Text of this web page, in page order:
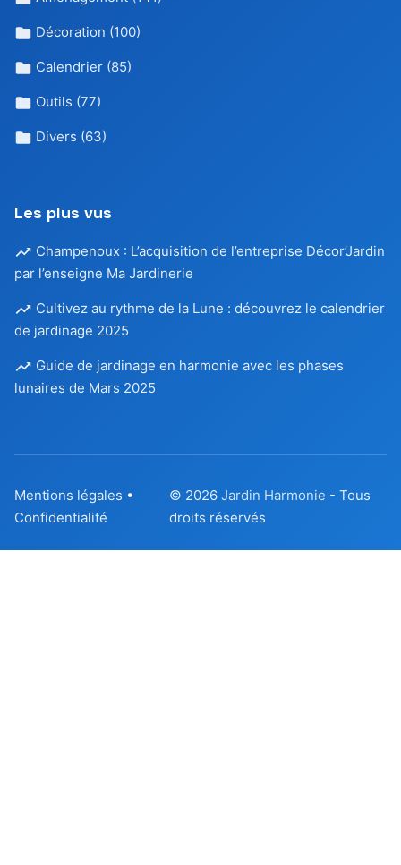
Décoration (100)
Calendrier (85)
Outils (77)
Divers (63)
Les plus vus
Champenoux : L’acquisition de l’entreprise Décor’Jardin
par l’enseigne Ma Jardinerie
Cultivez au rythme de la Lune : découvrez le calendrier
de jardinage 2025
Guide de jardinage en harmonie avec les phases
lunaires de Mars 2025
Mentions légales •
Confidentialité
© 2026Jardin Harmonie - Tous
droits réservés